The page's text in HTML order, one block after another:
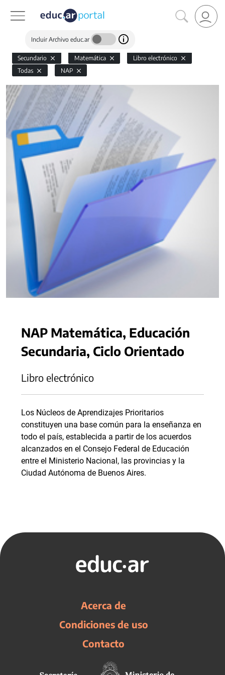
Incluir Archivo educ.ar
Secundario Matemática
Libro electrónico
Todas
NAP
NAP Matemática, Educación
Secundaria, Ciclo Orientado
Libro electrónico
Los Núcleos de Aprendizajes Prioritarios
constituyen una base común para la enseñanza en
todo el país, establecida a partir de los acuerdos
alcanzados en el Consejo Federal de Educación
entre el Ministerio Nacional, las provincias y la
Ciudad Autónoma de Buenos Aires.
Acerca de
Condiciones de uso
Contacto